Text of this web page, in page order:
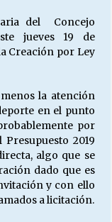
del Concejo
jueves 19 de
Creación por Ley
la atención
en el punto
por
2019
algo que se
dado que es
y con ello
a licitación.